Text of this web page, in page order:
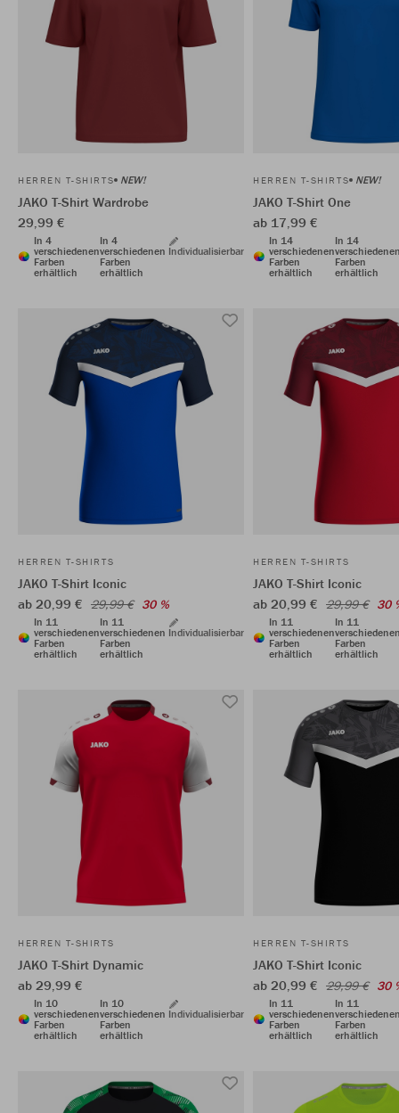
HERREN T-SHIRTS NEW!
JAKO T-Shirt Wardrobe
29,99 €
In 4
verschiedenen
Farben
erhältlich
In 4
verschiedenen
Farben
erhältlich
Individualisierbar
HERREN T-SHIRTS NEW!
JAKO T-Shirt One
ab 17,99 €
In 14
verschiedenen
Farben
erhältlich
In 14
Farben
erhältlich
HERREN T-SHIRTS
JAKO T-Shirt Iconic
ab 20,99 € 29,99 € 30 %
In 11
verschiedenen
Farben
erhältlich
In 11
verschiedenen
Farben
erhältlich
Individualisierbar
HERREN T-SHIRTS
JAKO T-Shirt Iconic
ab 20,99 € 29,99 € 30
In 11
verschiedenen
Farben
erhältlich
In 11
Farben
erhältlich
HERREN T-SHIRTS
JAKO T-Shirt Dynamic
ab 29,99 €
In 10
verschiedenen
Farben
erhältlich
In 10
verschiedenen
Farben
erhältlich
Individualisierbar
HERREN T-SHIRTS
JAKO T-Shirt Iconic
ab 20,99 € 29,99 € 30
In 11
verschiedenen
Farben
erhältlich
In 11
Farben
erhältlich